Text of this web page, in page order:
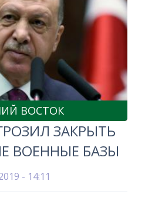
ВОСТОК
ЗАКРЫТЬ
ВОЕННЫЕ БАЗЫ
- 14:11